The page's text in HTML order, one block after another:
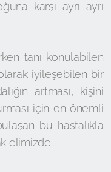
karşı ayrı ayrı
tanı konulabilen
iyileşebilen bir
artması, kişini
için en önemli
bu hastalıkla
elimizde.